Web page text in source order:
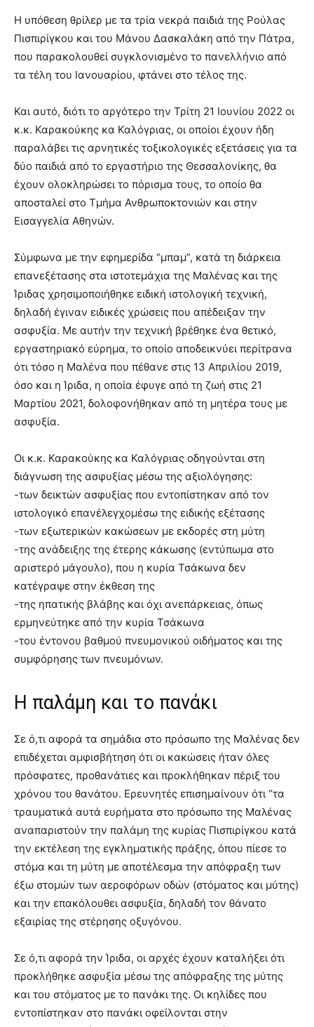
Η υπόθεση θρίλερ με τα τρία νεκρά παιδιά της Ρούλας
Πισπιρίγκου και του Μάνου Δασκαλάκη από την Πάτρα,
που παρακολουθεί συγκλονισμένο το πανελλήνιο από
τα τέλη του Ιανουαρίου, φτάνει στο τέλος της.
Και αυτό, διότι το αργότερο την Τρίτη 21 Ιουνίου 2022 οι
κ.κ. Καρακούκης κα Καλόγριας, οι οποίοι έχουν ήδη
παραλάβει τις αρνητικές τοξικολογικές εξετάσεις για τα
δύο παιδιά από το εργαστήριο της Θεσσαλονίκης, θα
έχουν ολοκληρώσει το πόρισμα τους, το οποίο θα
αποσταλεί στο Τμήμα Ανθρωποκτονιών και στην
Εισαγγελία Αθηνών.
Σύμφωνα με την εφημερίδα “μπαμ”, κατά τη διάρκεια
επανεξέτασης στα ιστοτεμάχια της Μαλένας και της
Ίριδας χρησιμοποιήθηκε ειδική ιστολογική τεχνική,
δηλαδή έγιναν ειδικές χρώσεις που απέδειξαν την
ασφυξία. Με αυτήν την τεχνική βρέθηκε ένα θετικό,
εργαστηριακό εύρημα, το οποίο αποδεικνύει περίτρανα
ότι τόσο η Μαλένα που πέθανε στις 13 Απριλίου 2019,
όσο και η Ίριδα, η οποία έφυγε από τη ζωή στις 21
Μαρτίου 2021, δολοφονήθηκαν από τη μητέρα τους με
ασφυξία.
Οι κ.κ. Καρακούκης κα Καλόγριας οδηγούνται στη
διάγνωση της ασφυξίας μέσω της αξιολόγησης:
-των δεικτών ασφυξίας που εντοπίστηκαν από τον
ιστολογικό επανέλεγχομέσω της ειδικής εξέτασης
-των εξωτερικών κακώσεων με εκδορές στη μύτη
-της ανάδειξης της έτερης κάκωσης (εντύπωμα στο
αριστερό μάγουλο), που η κυρία Τσάκωνα δεν
κατέγραψε στην έκθεση της
-της ηπατικής βλάβης και όχι ανεπάρκειας, όπως
ερμηνεύτηκε από την κυρία Τσάκωνα
-του έντονου βαθμού πνευμονικού οιδήματος και της
συμφόρησης των πνευμόνων.
Η παλάμη και το πανάκι
Σε ό,τι αφορά τα σημάδια στο πρόσωπο της Μαλένας δεν
επιδέχεται αμφισβήτηση ότι οι κακώσεις ήταν όλες
πρόσφατες, προθανάτιες και προκλήθηκαν πέριξ του
χρόνου του θανάτου. Ερευνητές επισημαίνουν ότι “τα
τραυματικά αυτά ευρήματα στο πρόσωπο της Μαλένας
αναπαριστούν την παλάμη της κυρίας Πισπιρίγκου κατά
την εκτέλεση της εγκληματικής πράξης, όπου πίεσε το
στόμα και τη μύτη με αποτέλεσμα την απόφραξη των
έξω στομών των αεροφόρων οδών (στόματος και μύτης)
και την επακόλουθει ασφυξία, δηλαδή τον θάνατο
εξαιρίας της στέρησης οξυγόνου.
Σε ό,τι αφορά την Ίριδα, οι αρχές έχουν καταλήξει ότι
προκλήθηκε ασφυξία μέσω της απόφραξης της μύτης
και του στόματος με το πανάκι της. Οι κηλίδες που
εντοπίστηκαν στο πανάκι οφείλονται στην